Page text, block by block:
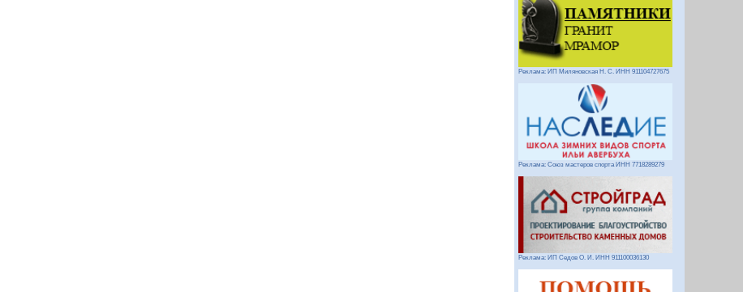
Реклама: ИП Миляновская Н. С. ИНН 911104727675
Реклама: Союз мастеров спорта ИНН 7718289279
Реклама: ИП Седов О. И. ИНН 911100036130